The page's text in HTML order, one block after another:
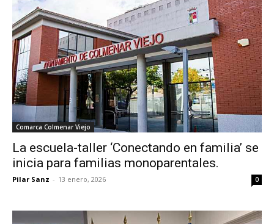
Comarca Colmenar Viejo
La escuela-taller ‘Conectando en familia’ se
inicia para familias monoparentales.
Pilar Sanz - 13 enero, 2026 0